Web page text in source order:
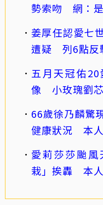
勢索吻 網：是
姜厚任認愛七
遭疑 列6點反
五月天冠佑
像 小玫瑰劉
66歲徐乃麟驚
健康狀況 本
愛莉莎莎颱
栽」挨轟 本